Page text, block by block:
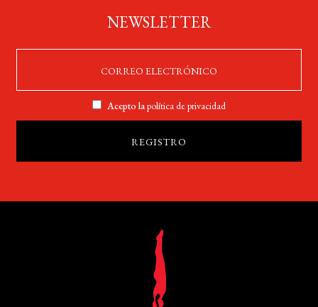
NEWSLETTER
Acepto lapolítica de privacidad